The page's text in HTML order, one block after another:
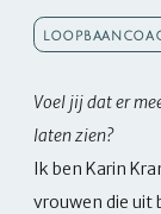
Voel jij dat er
laten zien?
Ik ben Karin
vrouwen die uit